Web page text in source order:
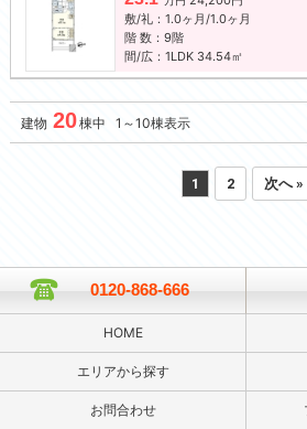
敷/礼：1.0ヶ月/1.0ヶ月
階 数：9階
間/広：1LDK 34.54㎡
建物 20棟中 1～10棟表示
1 2 次へ »
0120-868-666
HOME
エリアから探す
お問合わせ